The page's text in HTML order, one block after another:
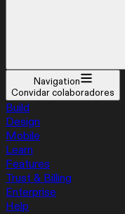
Navigation
Convidar colaboradores
Build
Design
Mobile
Learn
Features
Trust & Billing
Enterprise
Help